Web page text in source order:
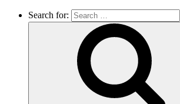
Search for: